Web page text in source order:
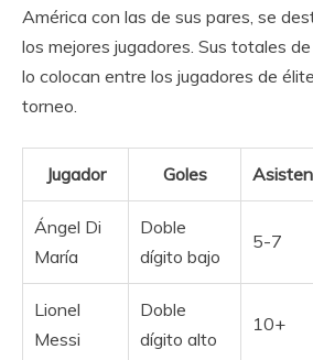
América con las de sus pares, se
los mejores jugadores. Sus totales
lo colocan entre los jugadores de
torneo.
Jugador Goles
Ángel Di
María
Doble
dígito bajo
5-7
Lionel
Messi
Doble
dígito alto
10+